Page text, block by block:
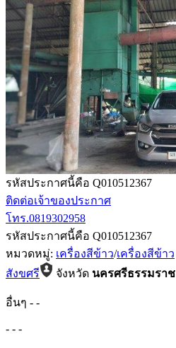
รหัสประกาศนี้คือ Q010512367
ติดต่อเจ้าของประกาศ
โทร.0819302958
รหัสประกาศนี้คือ Q010512367
หมวดหมู่: เครื่องสีข้าว/เครื่องสีข้าว
สังขศรี
จังหวัด นครศรีธรรมราช
อื่นๆ - -
- - -